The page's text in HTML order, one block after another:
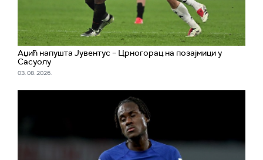
Аџић напушта Јувентус – Црногорац на позајмици у
Сасуолу
03. 08. 2026.